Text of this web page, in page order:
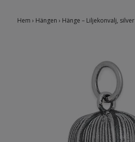
Hem › Hängen › Hänge – Liljekonvalj, silver